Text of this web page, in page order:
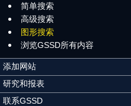
简单搜索
高级搜索
图形搜索
浏览GSSD所有内容
添加网站
研究和报表
联系GSSD